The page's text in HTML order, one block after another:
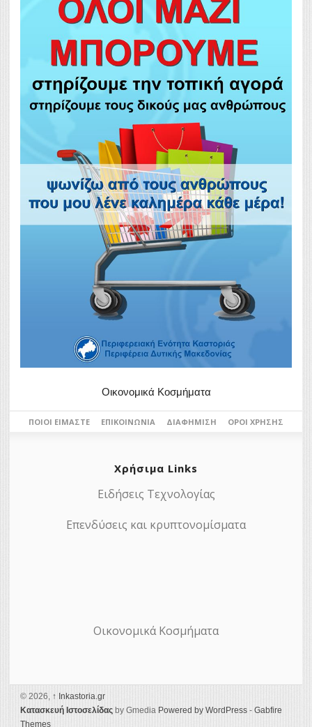
Οικονομικά Κοσμήματα
ΠΟΙΟΙ ΕΊΜΑΣΤΕ ΕΠΙΚΟΙΝΩΝΊΑ ΔΙΑΦΉΜΙΣΗ ΌΡΟΙ ΧΡΉΣΗΣ
Χρήσιμα Links
Ειδήσεις Τεχνολογίας
Επενδύσεις και κρυπτονομίσματα
Οικονομικά Κοσμήματα
© 2026, ↑ Ιnkastoria.gr
Κατασκευή Ιστοσελίδας by Gmedia Powered by WordPress - Gabfire
Themes